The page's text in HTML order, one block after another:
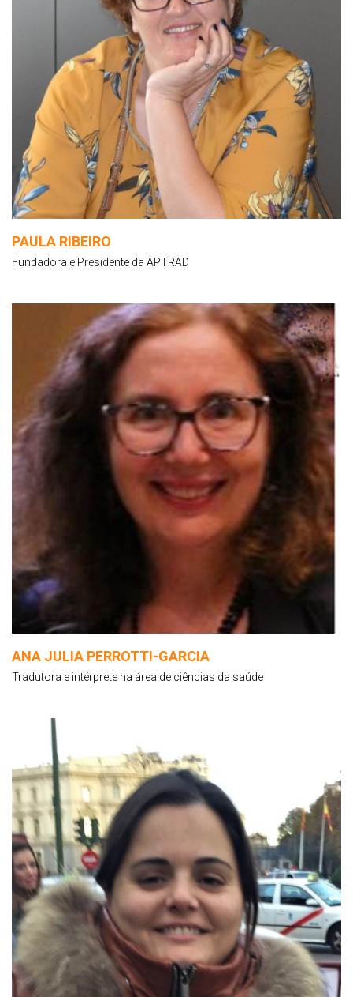
PAULA RIBEIRO
Fundadora e Presidente da APTRAD
ANA JULIA PERROTTI-GARCIA
Tradutora e intérprete na área de ciências da saúde